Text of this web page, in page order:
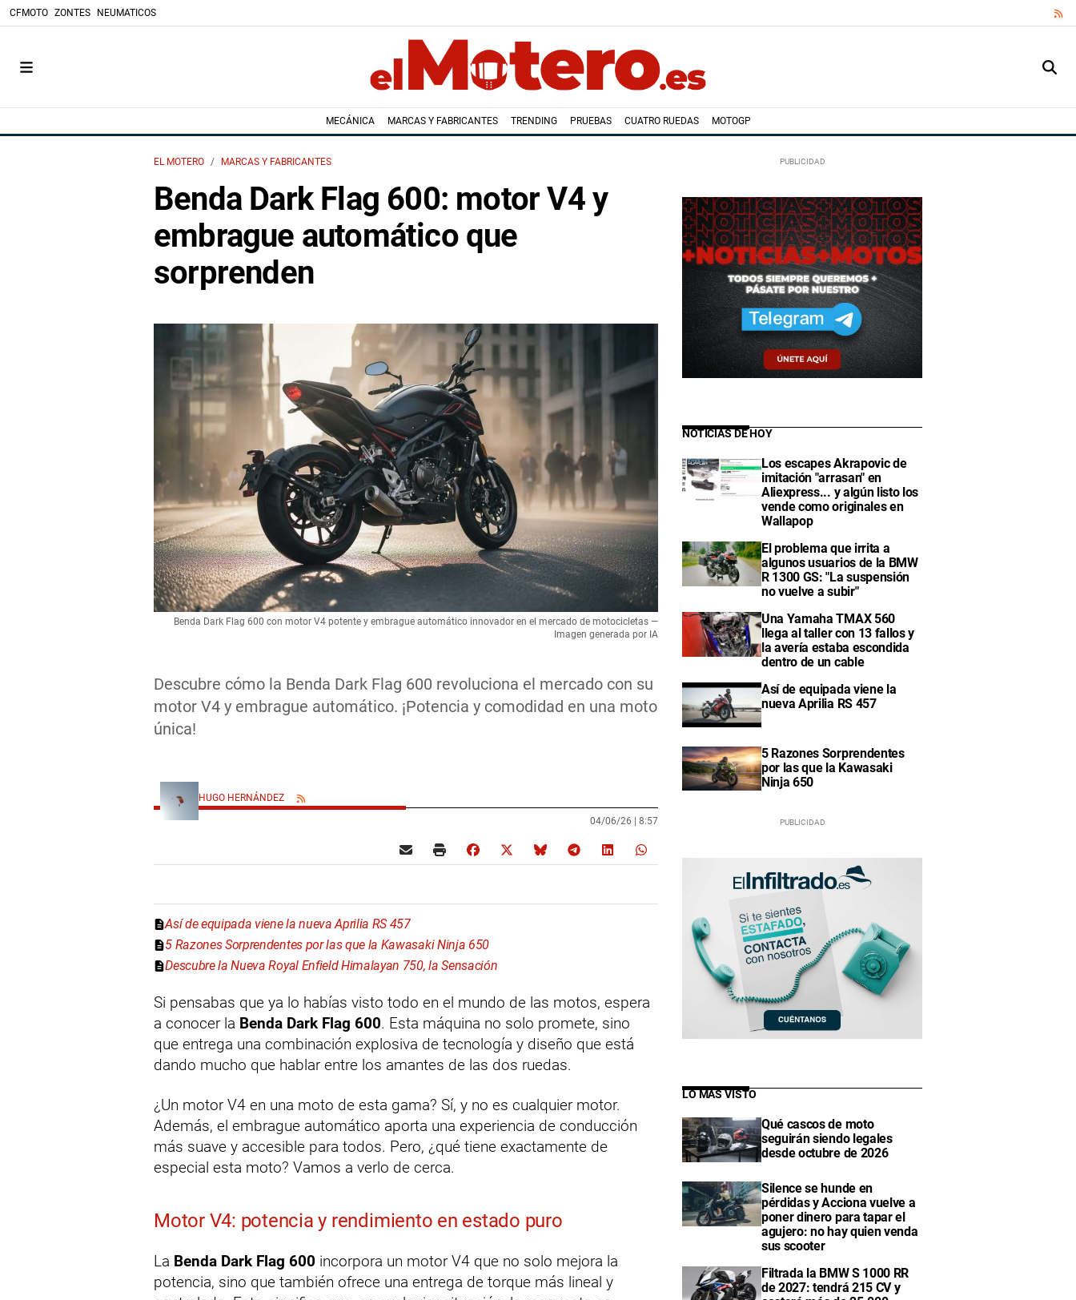
CFMOTO ZONTES NEUMATICOS
MECÁNICA MARCAS Y FABRICANTES TRENDING PRUEBAS CUATRO RUEDAS MOTOGP
EL MOTERO MARCAS Y FABRICANTES
Benda Dark Flag 600: motor V4 y
embrague automático que
sorprenden
Descubre cómo la Benda Dark Flag 600 revoluciona el mercado con su
motor V4 y embrague automático. ¡Potencia y comodidad en una moto
única!
Benda Dark Flag 600 con motor V4 potente y embrague automático innovador en el mercado de motocicletas —
Imagen generada por IA
HUGO HERNÁNDEZ
04/06/26 | 8:57
Así de equipada viene la nueva Aprilia RS 457
5 Razones Sorprendentes por las que la Kawasaki Ninja 650
Descubre la Nueva Royal Enfield Himalayan 750, la Sensación
Si pensabas que ya lo habías visto todo en el mundo de las motos, espera
a conocer la Benda Dark Flag 600. Esta máquina no solo promete, sino
que entrega una combinación explosiva de tecnología y diseño que está
dando mucho que hablar entre los amantes de las dos ruedas.
¿Un motor V4 en una moto de esta gama? Sí, y no es cualquier motor.
Además, el embrague automático aporta una experiencia de conducción
más suave y accesible para todos. Pero, ¿qué tiene exactamente de
especial esta moto? Vamos a verlo de cerca.
Motor V4: potencia y rendimiento en estado puro
La Benda Dark Flag 600 incorpora un motor V4 que no solo mejora la
potencia, sino que también ofrece una entrega de torque más lineal y
NOTICIAS DE HOY
Los escapes Akrapovic de
imitación "arrasan" en
Aliexpress... y algún listo los
vende como originales en
Wallapop
El problema que irrita a
algunos usuarios de la BMW
R 1300 GS: "La suspensión
no vuelve a subir"
Una Yamaha TMAX 560
llega al taller con 13 fallos y
la avería estaba escondida
dentro de un cable
Así de equipada viene la
nueva Aprilia RS 457
5 Razones Sorprendentes
por las que la Kawasaki
Ninja 650
LO MÁS VISTO
Qué cascos de moto
seguirán siendo legales
desde octubre de 2026
Silence se hunde en
pérdidas y Acciona vuelve a
poner dinero para tapar el
agujero: no hay quien venda
sus scooter
Filtrada la BMW S 1000 RR
de 2027: tendrá 215 CV y